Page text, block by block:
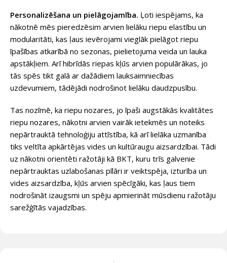
Personalizēšana un pielāgojamība. Ļoti iespējams, ka
nākotnē mēs pieredzēsim arvien lielāku riepu elastību un
modularitāti, kas ļaus ievērojami vieglāk pielāgot riepu
īpašības atkarībā no sezonas, pielietojuma veida un lauka
apstākļiem. Arī hibrīdās riepas kļūs arvien populārākas, jo
tās spēs tikt galā ar dažādiem lauksaimniecības
uzdevumiem, tādējādi nodrošinot lielāku daudzpusību.
Tas nozīmē, ka riepu nozares, jo īpaši augstākās kvalitātes
riepu nozares, nākotni arvien vairāk ietekmēs un noteiks
nepārtrauktā tehnoloģiju attīstība, kā arī lielāka uzmanība
tiks veltīta apkārtējas vides un kultūraugu aizsardzībai. Tādi
uz nākotni orientēti ražotāji kā BKT, kuru trīs galvenie
nepārtrauktas uzlabošanas pīlāri ir veiktspēja, izturība un
vides aizsardzība, kļūs arvien spēcīgāki, kas ļaus tiem
nodrošināt izaugsmi un spēju apmierināt mūsdienu ražotāju
sarežģītās vajadzības.